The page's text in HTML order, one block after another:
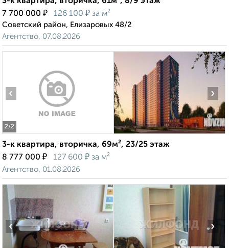
7 700 000 ₽ 126 100 ₽ за м²
Советский район, Елизаровых 48/2
Агентство, 07.08.2026
2/2
‹ ›
3-к квартира, вторичка, 69м², 23/25 этаж
8 777 000 ₽ 127 600 ₽ за м²
Агентство, 01.08.2026
‹ ›